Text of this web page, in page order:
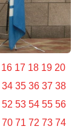
16 17 18 19 20
34 35 36 37 38
52 53 54 55 56
70 71 72 73 74